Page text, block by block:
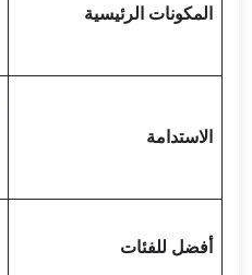
المكونات الرئيسية
الاستدامة
أفضل للفئات